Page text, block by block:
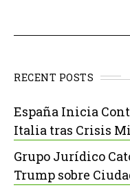
RECENT POSTS
España Inicia
Italia tras Crisis
Grupo Jurídico
Trump sobre